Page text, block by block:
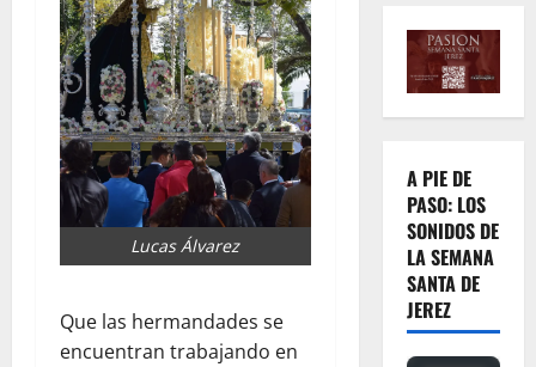
Lucas Álvarez
Que las hermandades se
encuentran trabajando en
A PIE DE
PASO: LOS
SONIDOS DE
LA SEMANA
SANTA DE
JEREZ